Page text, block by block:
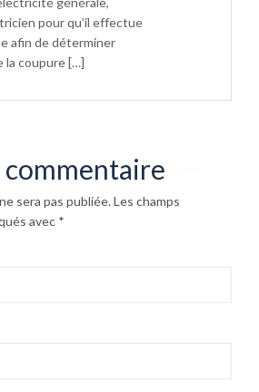
pour qu’il effectue
afin de déterminer
la coupure […]
commentaire
sera pas publiée.Les champs
avec *